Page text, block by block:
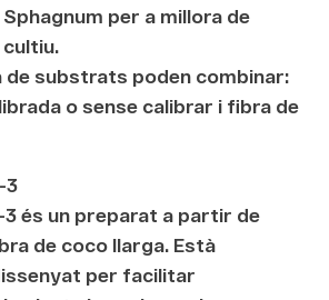
per a millora de
cultiu.
de substrats poden combinar:
o sense calibrar i fibra de
3
és un preparat a partir de
de coco llarga. Està
per facilitar